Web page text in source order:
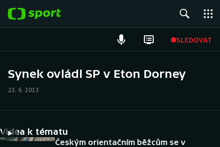
SLEDOVAT
Hokej
Tenis
Atletika
Synek ovládl SP v Eton Dorney
23. 6. 2013
Videa k tématu
Českým orientačním běžcům se v